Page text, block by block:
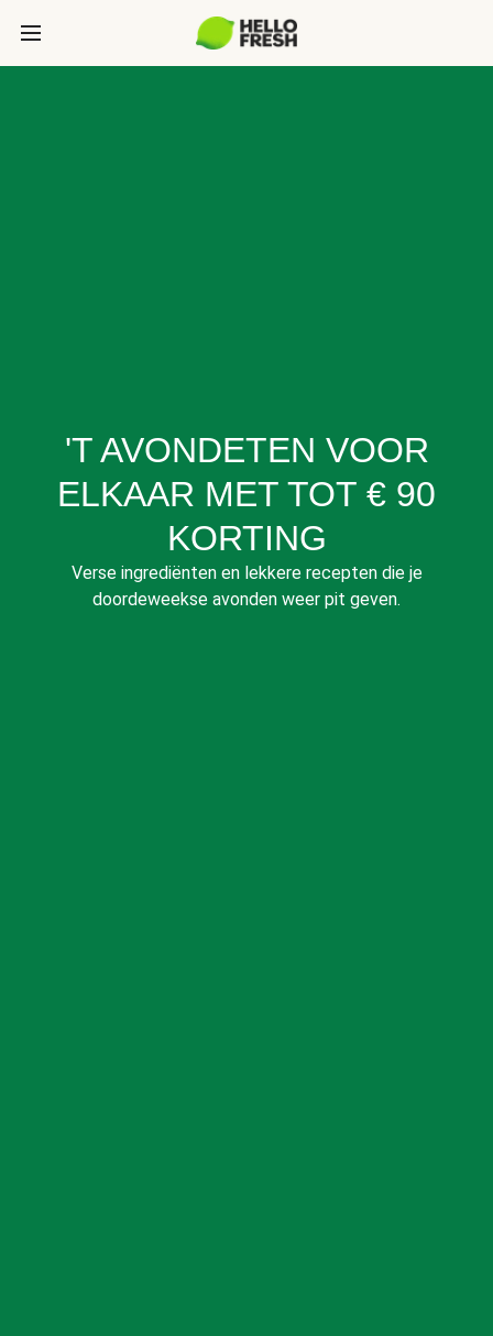
'T AVONDETEN VOOR
ELKAAR MET TOT € 90
KORTING
Verse ingrediënten en lekkere recepten die je
doordeweekse avonden weer pit geven.